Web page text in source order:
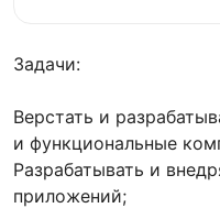
Задачи:
Верстать и
и функциональные
Разрабатывать и
приложений;